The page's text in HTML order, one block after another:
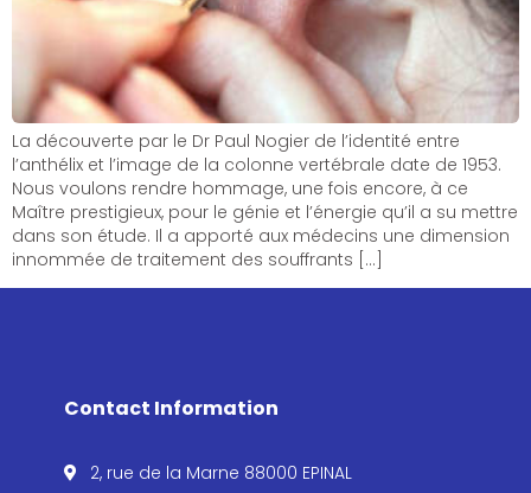
La découverte par le Dr Paul Nogier de l’identité entre
l’anthélix et l’image de la colonne vertébrale date de 1953.
Nous voulons rendre hommage, une fois encore, à ce
Maître prestigieux, pour le génie et l’énergie qu’il a su mettre
dans son étude. Il a apporté aux médecins une dimension
innommée de traitement des souffrants […]
Contact Information
2, rue de la Marne 88000 EPINAL